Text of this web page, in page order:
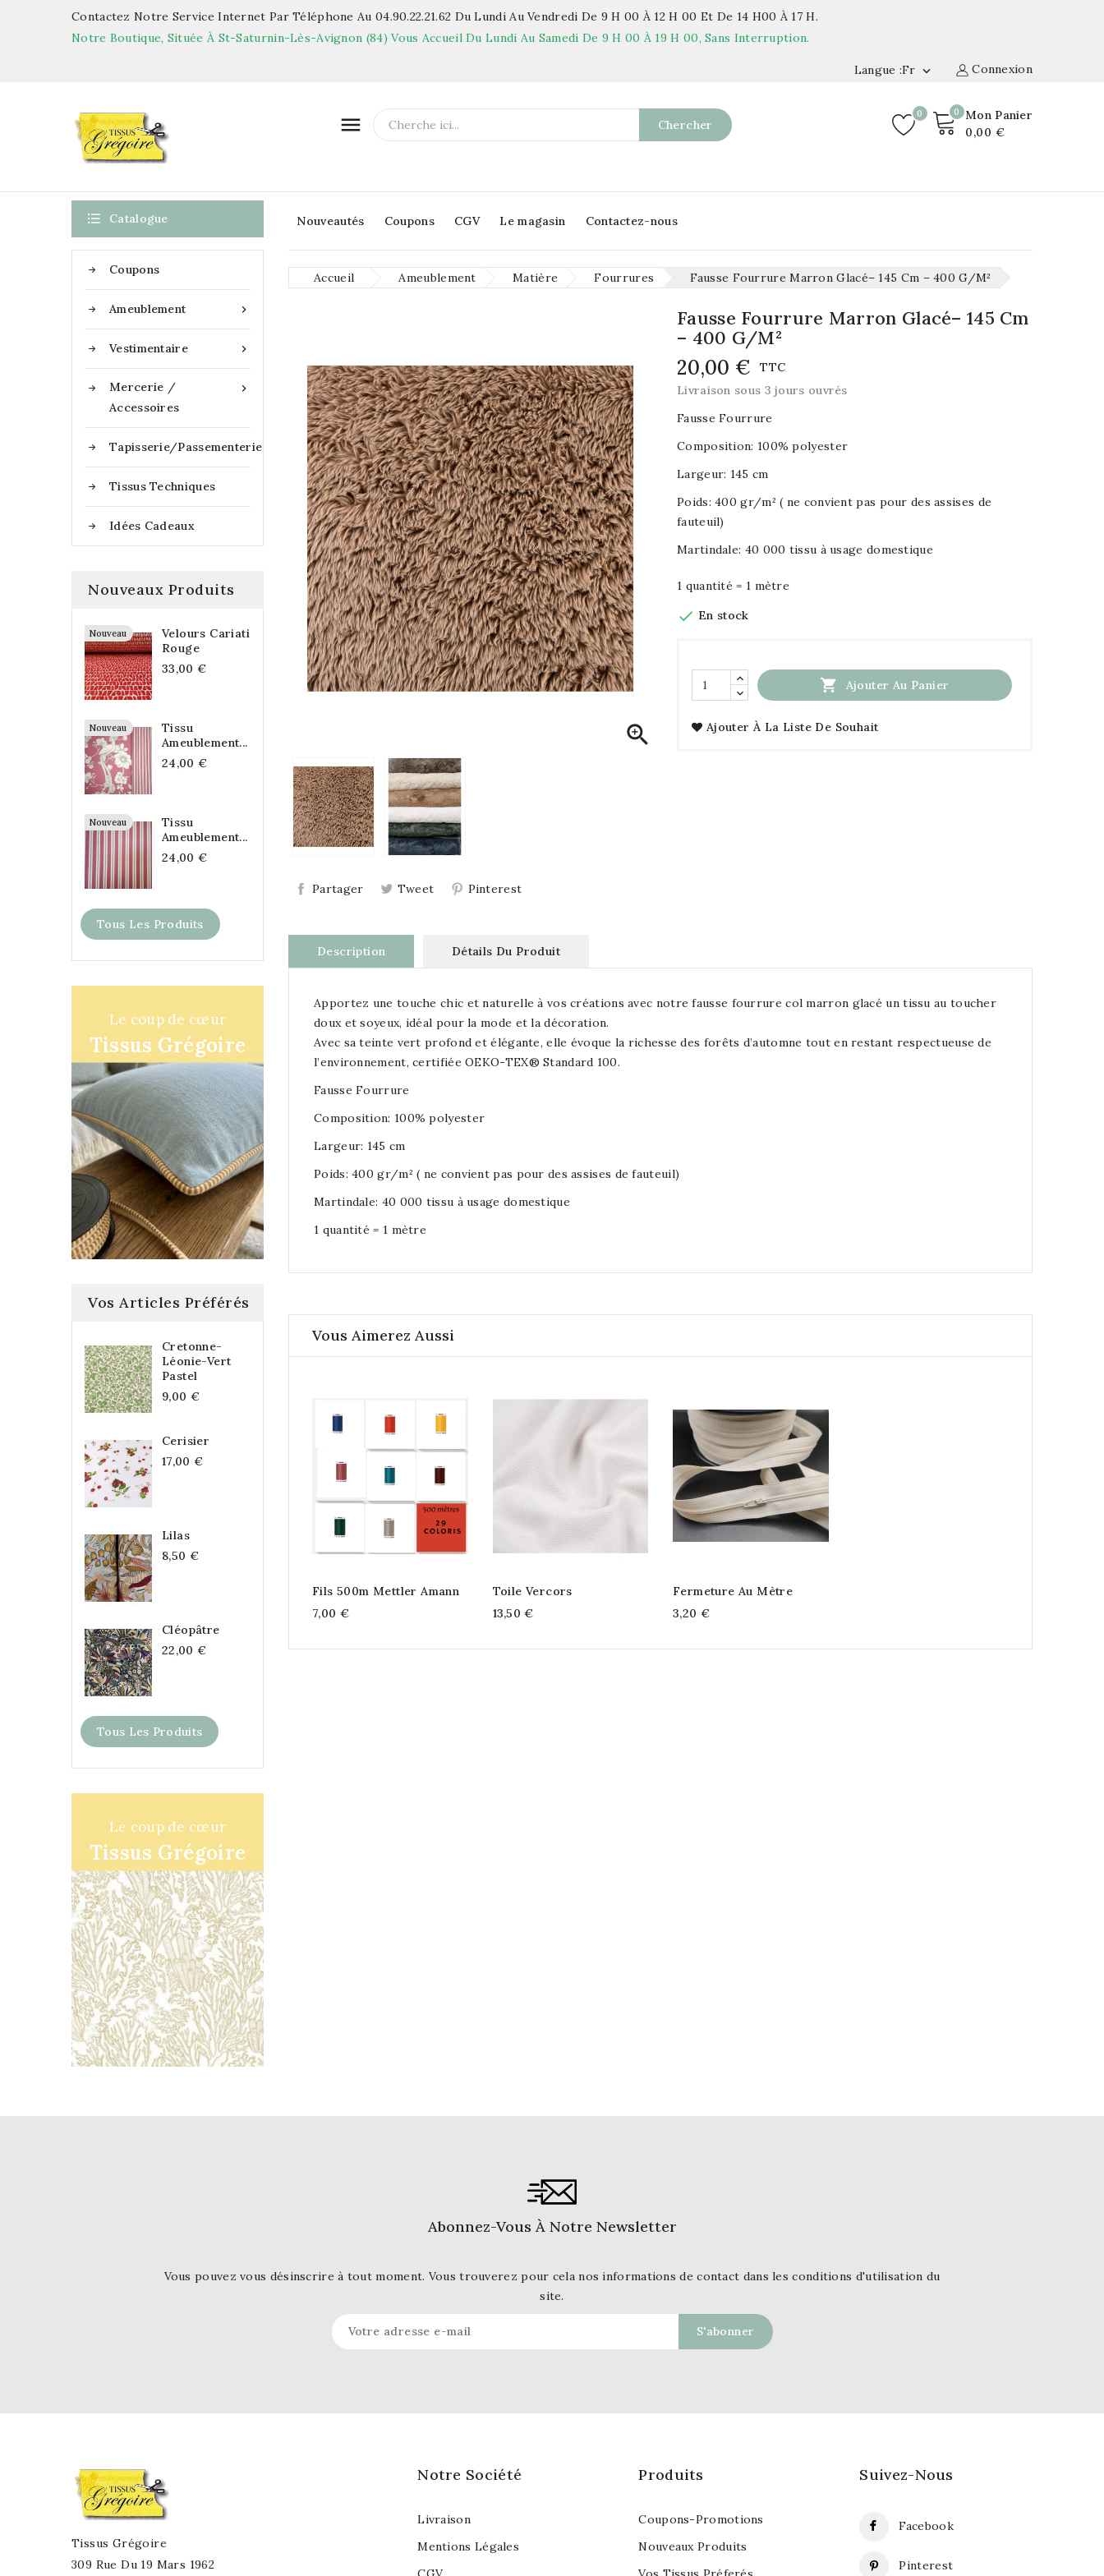
Contactez Notre Service Internet Par Téléphone Au 04.90.22.21.62 Du Lundi Au Vendredi De 9 H 00 À 12 H 00 Et De 14 H00 À 17 H.
Notre Boutique, Située À St-Saturnin-Lès-Avignon (84) Vous Accueil Du Lundi Au Samedi De 9 H 00 À 19 H 00, Sans Interruption.
Connexion
Langue :fr 
0
Mon Panier
0,00 €
 Chercher
0
Nouveautés Coupons CGV Le magasin Contactez-nous
 Catalogue
Coupons

Ameublement

Vestimentaire

Mercerie /
Accessoires
Tapisserie/Passementerie
Tissus Techniques
Idées Cadeaux
Nouveaux Produits
Nouveau
Velours Cariati
Rouge
33,00 €
Nouveau
Tissu
Ameublement...
24,00 €
Nouveau
Tissu
Ameublement...
24,00 €
Tous Les Produits
Le coup de cœur
Tissus Grégoire
Vos Articles Préférés
Cretonne-
Léonie-Vert
Pastel
9,00 €
Cerisier
17,00 €
Lilas
8,50 €
Cléopâtre
22,00 €
Tous Les Produits
Le coup de cœur
Tissus Grégoire
Accueil Ameublement Matière Fourrures Fausse Fourrure Marron Glacé– 145 Cm – 400 G/m²

Partager Tweet Pinterest
Fausse Fourrure Marron Glacé– 145 Cm
– 400 G/m²
20,00 €
TTC
Livraison sous 3 jours ouvrés
Fausse Fourrure
Composition: 100% polyester
Largeur: 145 cm
Poids: 400 gr/m² ( ne convient pas pour des assises de
fauteuil)
Martindale: 40 000 tissu à usage domestique
1 quantité = 1 mètre
 En stock
 Ajouter Au Panier
Ajouter À La Liste De Souhait
Description Détails Du Produit
Apportez une touche chic et naturelle à vos créations avec notre fausse fourrure col marron glacé un tissu au toucher
doux et soyeux, idéal pour la mode et la décoration.
Avec sa teinte vert profond et élégante, elle évoque la richesse des forêts d’automne tout en restant respectueuse de
l’environnement, certifiée OEKO-TEX® Standard 100.
Fausse Fourrure
Composition: 100% polyester
Largeur: 145 cm
Poids: 400 gr/m² ( ne convient pas pour des assises de fauteuil)
Martindale: 40 000 tissu à usage domestique
1 quantité = 1 mètre
Vous Aimerez Aussi
Fils 500m Mettler Amann
7,00 €
Toile Vercors
13,50 €
Fermeture Au Mètre
3,20 €
Abonnez-Vous À Notre Newsletter
Vous pouvez vous désinscrire à tout moment. Vous trouverez pour cela nos informations de contact dans les conditions d'utilisation du
site.
Suivez-Nous
Facebook
Pinterest
Produits
Coupons-Promotions
Nouveaux Produits
Notre Société
Livraison
Mentions Légales
Tissus Grégoire
309 Rue Du 19 Mars 1962